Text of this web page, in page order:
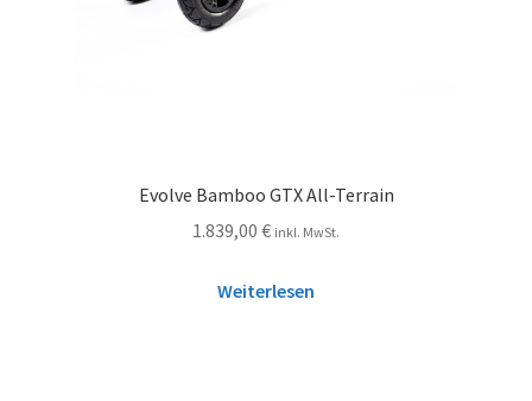
Evolve Bamboo GTX All-Terrain
1.839,00 € inkl. MwSt.
Weiterlesen